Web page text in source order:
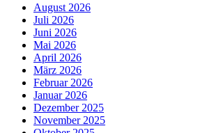
August 2026
Juli 2026
Juni 2026
Mai 2026
April 2026
März 2026
Februar 2026
Januar 2026
Dezember 2025
November 2025